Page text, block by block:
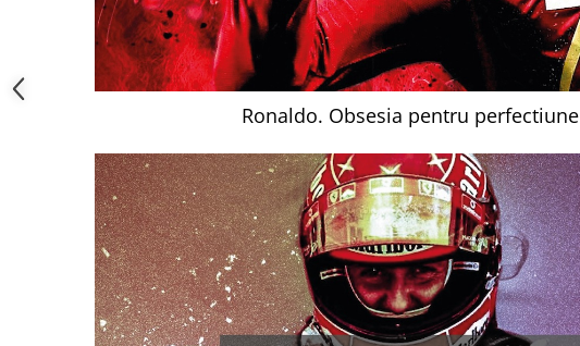
Ronaldo. Obsesia pentru perfectiune